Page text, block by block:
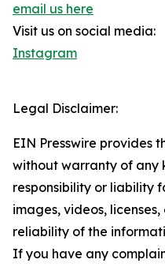
email us here
Visit us on social media:
Instagram
Legal Disclaimer:
EIN Presswire provides
without warranty of any
responsibility or liability
images, videos,
reliability of the
If you have any